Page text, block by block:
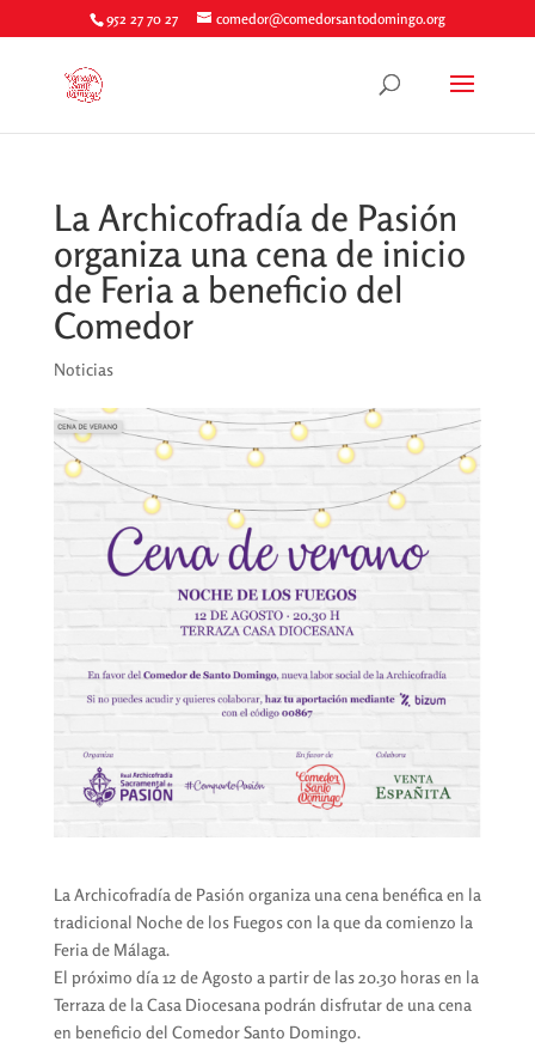
952 27 70 27 comedor@comedorsantodomingo.org
La Archicofradía de Pasión
organiza una cena de inicio
de Feria a beneficio del
Comedor
Noticias
La Archicofradía de Pasión organiza una cena benéfica en la
tradicional Noche de los Fuegos con la que da comienzo la
Feria de Málaga.
El próximo día 12 de Agosto a partir de las 20.30 horas en la
Terraza de la Casa Diocesana podrán disfrutar de una cena
en beneficio del Comedor Santo Domingo.